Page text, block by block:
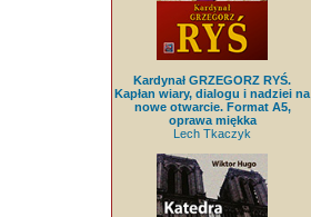
Kardynał GRZEGORZ RYŚ.
Kapłan wiary, dialogu i nadziei na
nowe otwarcie. Format A5,
oprawa miękka
Lech Tkaczyk